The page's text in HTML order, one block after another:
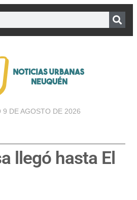
9 DE AGOSTO DE 2026
llegó hasta El